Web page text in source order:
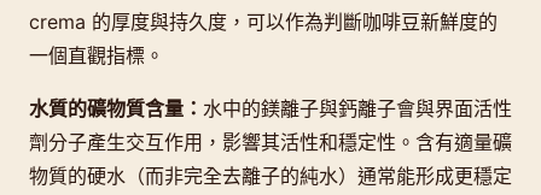
crema 的厚度與持久度，可以作為判斷咖啡豆新鮮度的
一個直觀指標。
水質的礦物質含量： 水中的鎂離子與鈣離子會與界面活性
劑分子產生交互作用，影響其活性和穩定性。含有適量礦
物質的硬水（而非完全去離子的純水）通常能形成更穩定